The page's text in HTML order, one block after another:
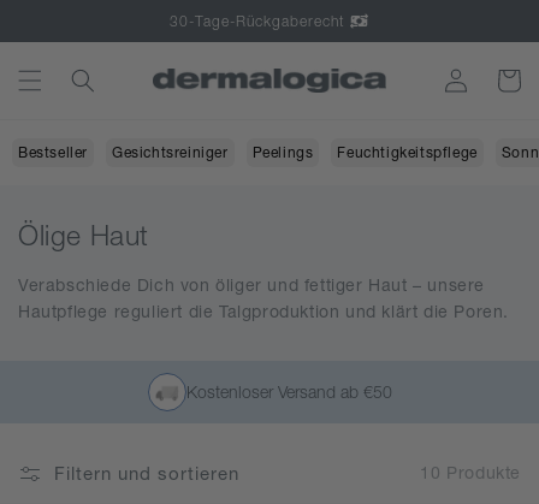
Inhalt
30-Tage-Rückgaberecht
Einloggen
Bestseller Gesichtsreiniger Peelings Feuchtigkeitspflege
K
t
i
Ölige Haut
Verabschiede Dich von öliger und fettiger Haut – unsere
Hautpflege reguliert die Talgproduktion und klärt die Poren.
Kostenloser Versand ab €50
Filtern und sortieren 10 Produkte